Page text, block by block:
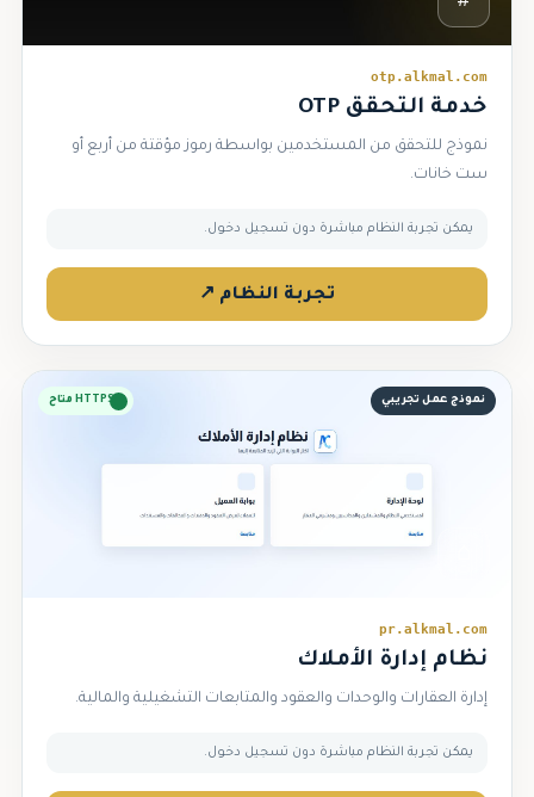
otp.alkmal.com
خدمة التحقق OTP
نموذج للتحقق من المستخدمين بواسطة رموز مؤقتة من أربع أو
ست خانات.
يمكن تجربة النظام مباشرة دون تسجيل دخول.
تجربة النظام ↗
نموذج عمل تجريبي HTTPS متاح
pr.alkmal.com
نظام إدارة الأملاك
إدارة العقارات والوحدات والعقود والمتابعات التشغيلية والمالية.
يمكن تجربة النظام مباشرة دون تسجيل دخول.